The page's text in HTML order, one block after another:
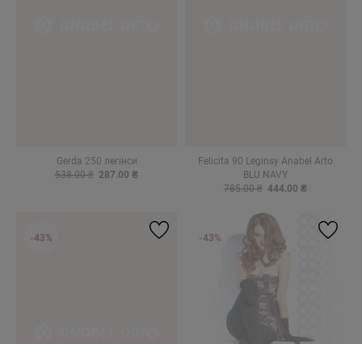
Gerda 250 легінси
538.00 ₴ 287.00 ₴
Felicita 90 Leginsy Anabel Arto
BLU NAVY
785.00 ₴ 444.00 ₴
-43% -43%